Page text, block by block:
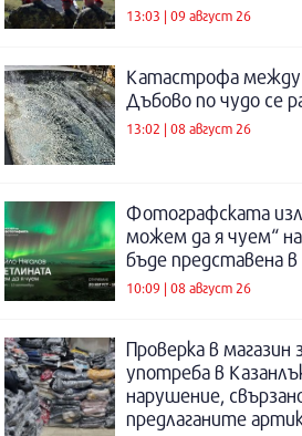
13:03 | 09 август 26
Катастрофа между
Дъбово по чудо се
13:02 | 08 август 26
Фотографската
можем да я чуем“
бъде представена в
10:09 | 08 август 26
Проверка в магазин
употреба в
нарушение,
предлаганите